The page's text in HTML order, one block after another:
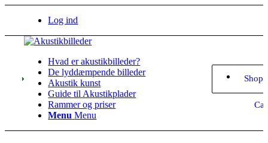
Log ind
Hvad er akustikbilleder?
De lyddæmpende billeder
Akustik kunst
Guide til Akustikplader
Rammer og priser
Menu Menu